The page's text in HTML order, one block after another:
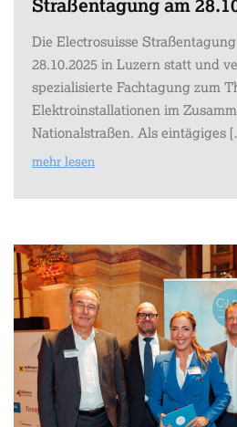
Straßentagung am
Die Electrosuisse
28.10.2025 in Luzern statt und
spezialisierte Fachtagung zum
Elektroinstallationen im
Nationalstraßen. Als eintägiges
mehr lesen